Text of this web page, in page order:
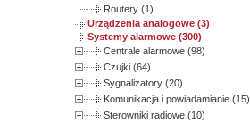
Routery (1)
Urządzenia analogowe (3)
Systemy alarmowe (300)
Centrale alarmowe (98)
Czujki (64)
Sygnalizatory (20)
Komunikacja i powiadamianie (15)
Sterowniki radiowe (10)